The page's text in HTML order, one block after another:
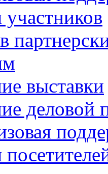
выставки
деловой